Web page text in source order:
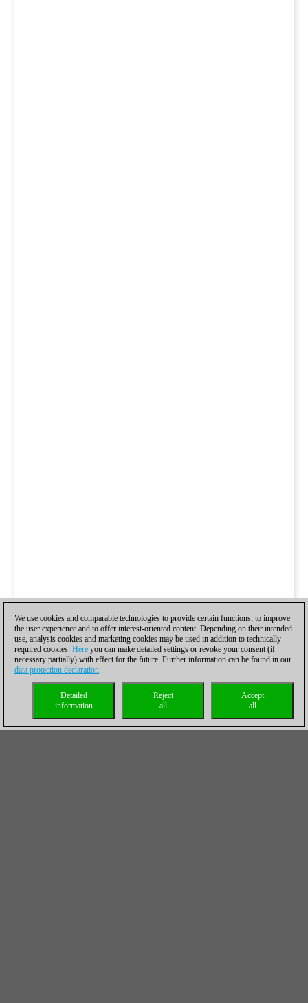
We use cookies and comparable technologies to provide certain functions, to improve
the user experience and to offer interest-oriented content. Depending on their intended
use, analysis cookies and marketing cookies may be used in addition to technically
required cookies. Here you can make detailed settings or revoke your consent (if
necessary partially) with effect for the future. Further information can be found in our
data protection declaration.
Accept
all
Reject
all
Detailed
information